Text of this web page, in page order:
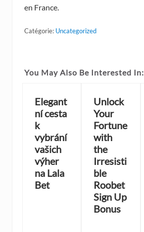
en France.
Catégorie: Uncategorized
You May Also Be Interested In:
Elegant
ní cesta
k
vybrání
vašich
výher
na Lala
Bet
Unlock
Your
Fortune
with
the
Irresisti
ble
Roobet
Sign Up
Bonus